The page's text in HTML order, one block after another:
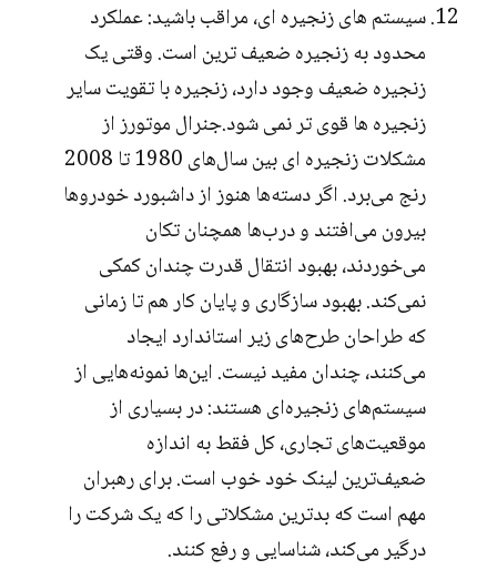
سیستم های زنجیره ای، مراقب باشید: عملکرد
محدود به زنجیره ضعیف ترین است. وقتی یک
زنجیره ضعیف وجود دارد، زنجیره با تقویت سایر
زنجیره ها قوی تر نمی شود.جنرال موتورز از
مشکلات زنجیره ای بین سال‌های 1980 تا 2008
رنج می‌برد. اگر دسته‌ها هنوز از داشبورد خودروها
بیرون می‌افتند و درب‌ها همچنان تکان
می‌خوردند، بهبود انتقال قدرت چندان کمکی
نمی‌کند. بهبود سازگاری و پایان کار هم تا زمانی
که طراحان طرح‌های زیر استاندارد ایجاد
می‌کنند، چندان مفید نیست. این‌ها نمونه‌هایی از
سیستم‌های زنجیره‌ای هستند: در بسیاری از
موقعیت‌های تجاری، کل فقط به اندازه
ضعیف‌ترین لینک خود خوب است. برای رهبران
مهم است که بدترین مشکلاتی را که یک شرکت را
درگیر می‌کند، شناسایی و رفع کنند.